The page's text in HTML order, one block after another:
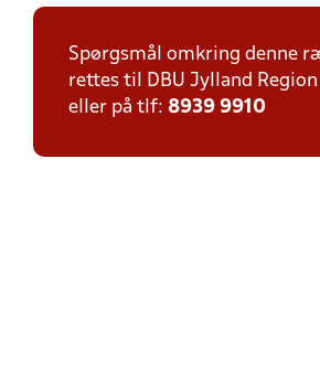
Spørgsmål omkring denne
rettes til DBU Jylland Region
eller på tlf: 8939 9910